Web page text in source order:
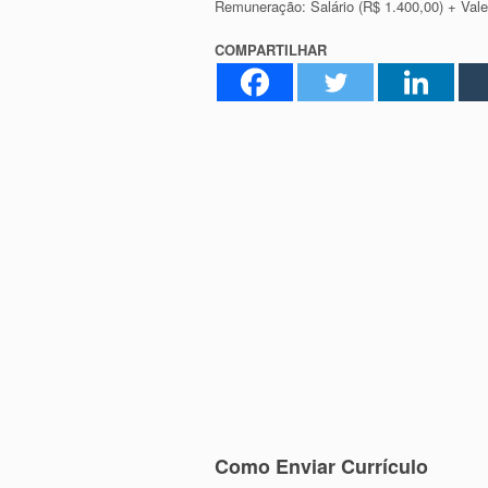
Remuneração: Salário (R$ 1.400,00) +
COMPARTILHAR
Como Enviar Currículo